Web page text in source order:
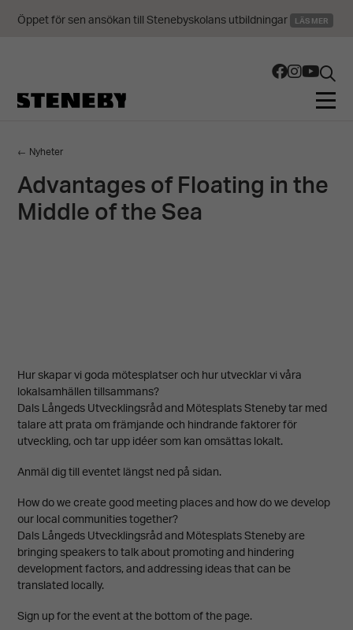
← Nyheter
Advantages of Floating in the
Middle of the Sea
Hur skapar vi goda mötesplatser och hur utvecklar vi våra
lokalsamhällen tillsammans?
Dals Långeds Utvecklingsråd and Mötesplats Steneby tar med
talare att prata om främjande och hindrande faktorer för
utveckling, och tar upp idéer som kan omsättas lokalt.
Anmäl dig till eventet längst ned på sidan.
How do we create good meeting places and how do we develop
our local communities together?
Dals Långeds Utvecklingsråd and Mötesplats Steneby are
bringing speakers to talk about promoting and hindering
development factors, and addressing ideas that can be
translated locally.
Sign up for the event at the bottom of the page.
Öppet för sen ansökan till Stenebyskolans utbildningar LÄS MER